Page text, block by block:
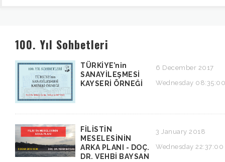
100. Yıl Sohbetleri
TÜRKİYE’nin
SANAYİLEŞMESİ
KAYSERİ ÖRNEĞİ
6 December 2017
Wednesday 08:35:00
FİLİSTİN
MESELESİNİN
ARKA PLANI - DOÇ.
DR. VEHBİ BAYSAN
3 January 2018
Wednesday 22:37:00